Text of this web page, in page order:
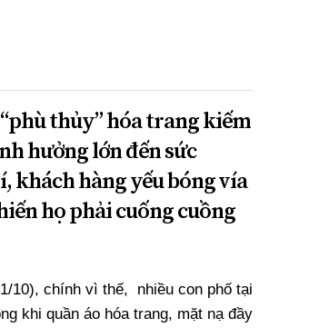
thủy” hóa trang kiếm
hưởng lớn đến sức
khách hàng yếu bóng vía
họ phải cuống cuồng
10), chính vì thế, nhiều con phố tại
khi quần áo hóa trang, mặt nạ đầy